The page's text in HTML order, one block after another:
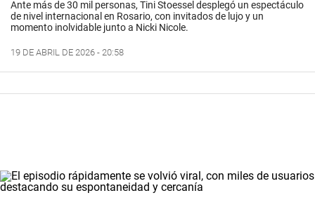
Ante más de 30 mil personas, Tini Stoessel desplegó un espectáculo
de nivel internacional en Rosario, con invitados de lujo y un
momento inolvidable junto a Nicki Nicole.
19 DE ABRIL DE 2026 - 20:58